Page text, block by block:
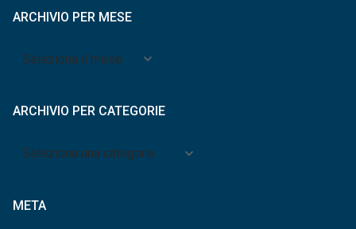
ARCHIVIO PER MESE
Archivio
ARCHIVIO PER CATEGORIE
Archivio
META